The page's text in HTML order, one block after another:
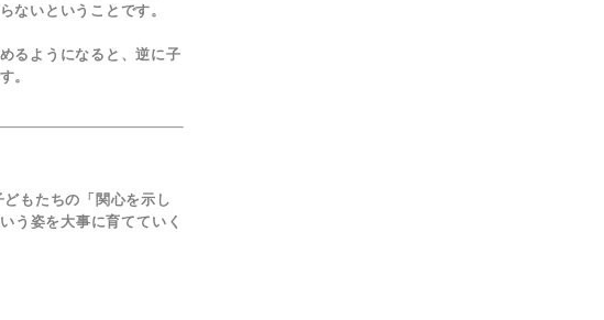
ないということです。
るようになると、逆に子
。
もたちの「関心を示し
う姿を大事に育てていく